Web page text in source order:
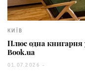
КИЇВ
Плюс одна книгарня
Book.ua
01.07.2026 -